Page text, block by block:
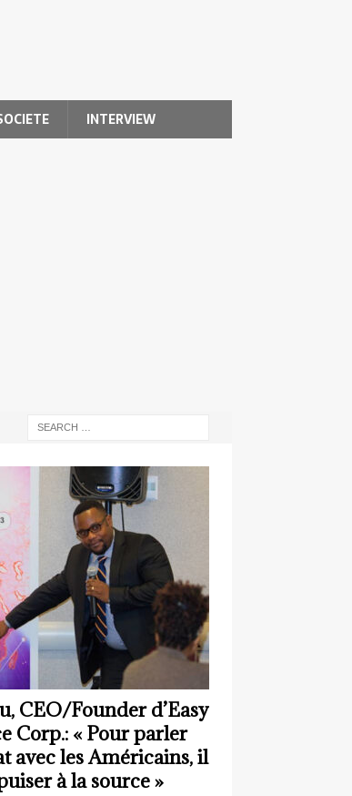
INTERVIEW
CEO/Founder d’Easy
Corp.: « Pour parler
avec les Américains, il
à la source »